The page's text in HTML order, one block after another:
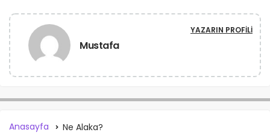
Mustafa
YAZARIN PROFILI
Anasayfa Ne Alaka?